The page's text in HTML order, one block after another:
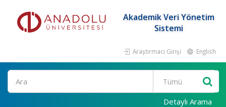
Akademik Veri Yönetim
Sistemi
Araştırmacı Girişi English
Ara
Detaylı Arama